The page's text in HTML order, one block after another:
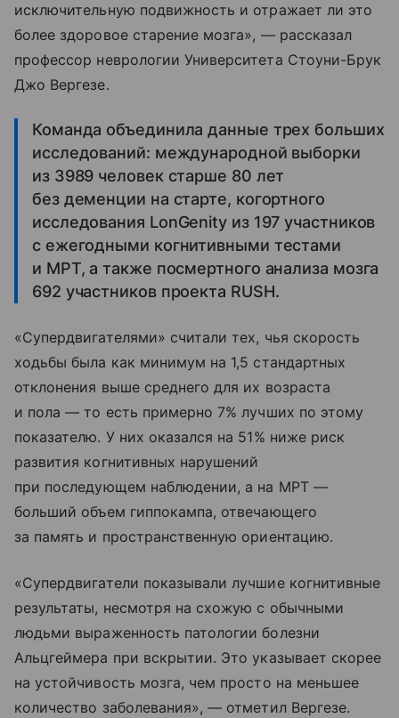
исключительную подвижность и отражает ли это
более здоровое старение мозга», — рассказал
профессор неврологии Университета Стоуни-Брук
Джо Вергезе.
Команда объединила данные трех больших
исследований: международной выборки
из 3989 человек старше 80 лет
без деменции на старте, когортного
исследования LonGenity из 197 участников
с ежегодными когнитивными тестами
и МРТ, а также посмертного анализа мозга
692 участников проекта RUSH.
«Супердвигателями» считали тех, чья скорость
ходьбы была как минимум на 1,5 стандартных
отклонения выше среднего для их возраста
и пола — то есть примерно 7% лучших по этому
показателю. У них оказался на 51% ниже риск
развития когнитивных нарушений
при последующем наблюдении, а на МРТ —
больший объем гиппокампа, отвечающего
за память и пространственную ориентацию.
«Супердвигатели показывали лучшие когнитивные
результаты, несмотря на схожую с обычными
людьми выраженность патологии болезни
Альцгеймера при вскрытии. Это указывает скорее
на устойчивость мозга, чем просто на меньшее
количество заболевания», — отметил Вергезе.